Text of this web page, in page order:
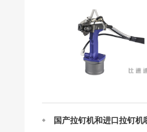
比速迪自动送料拉钉机的
自动送料拉钉机订购流程
自动送料拉钉机最快一
抽芯铆钉在使用中一些
比速迪自动送料拉钉机选
国产拉钉机和进口拉钉机
请问你们的自动送料拉钉